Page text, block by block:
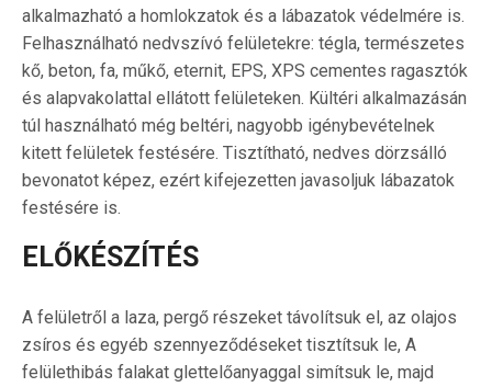
alkalmazható a homlokzatok és a lábazatok védelmére is.
Felhasználható nedvszívó felületekre: tégla, természetes
kő, beton, fa, műkő, eternit, EPS, XPS cementes ragasztók
és alapvakolattal ellátott felületeken. Kültéri alkalmazásán
túl használható még beltéri, nagyobb igénybevételnek
kitett felületek festésére. Tisztítható, nedves dörzsálló
bevonatot képez, ezért kifejezetten javasoljuk lábazatok
festésére is.
ELŐKÉSZÍTÉS
A felületről a laza, pergő részeket távolítsuk el, az olajos
zsíros és egyéb szennyeződéseket tisztítsuk le, A
felülethibás falakat glettelőanyaggal simítsuk le, majd